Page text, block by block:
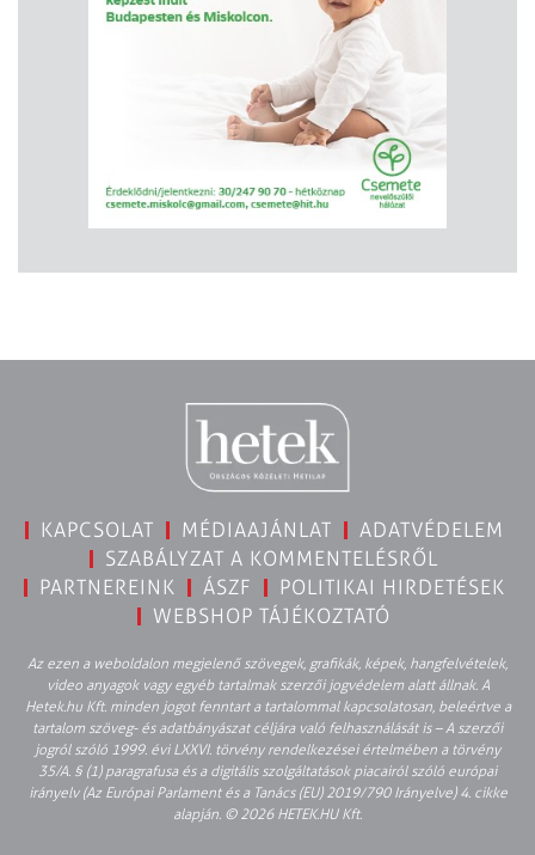
KAPCSOLAT MÉDIAAJÁNLAT
ADATVÉDELEM
SZABÁLYZAT A KOMMENTELÉSRŐL
PARTNEREINK
ÁSZF
POLITIKAI HIRDETÉSEK
WEBSHOP TÁJÉKOZTATÓ
Az ezen a weboldalon megjelenő szövegek, grafikák, képek, hangfelvételek,
video anyagok vagy egyéb tartalmak szerzői jogvédelem alatt állnak. A
Hetek.hu Kft. minden jogot fenntart a tartalommal kapcsolatosan, beleértve a
tartalom szöveg- és adatbányászat céljára való felhasználását is – A szerzői
jogról szóló 1999. évi LXXVI. törvény rendelkezései értelmében a törvény
35/A. § (1) paragrafusa és a digitális szolgáltatások piacairól szóló európai
irányelv (Az Európai Parlament és a Tanács (EU) 2019/790 Irányelve) 4. cikke
alapján. © 2026 HETEK.HU Kft.